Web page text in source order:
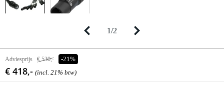
1/2
Adviesprijs € 530,- -21%
€ 418,- (incl. 21% btw)